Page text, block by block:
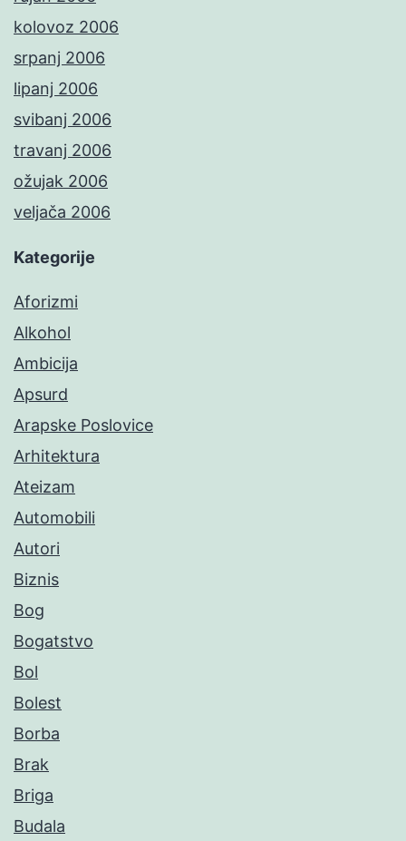
kolovoz 2006
srpanj 2006
lipanj 2006
svibanj 2006
travanj 2006
ožujak 2006
veljača 2006
Kategorije
Aforizmi
Alkohol
Ambicija
Apsurd
Arapske Poslovice
Arhitektura
Ateizam
Automobili
Autori
Biznis
Bog
Bogatstvo
Bol
Bolest
Borba
Brak
Briga
Budala